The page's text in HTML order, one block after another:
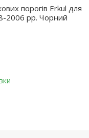
порогів Erkul для
2006 рр. Чорний